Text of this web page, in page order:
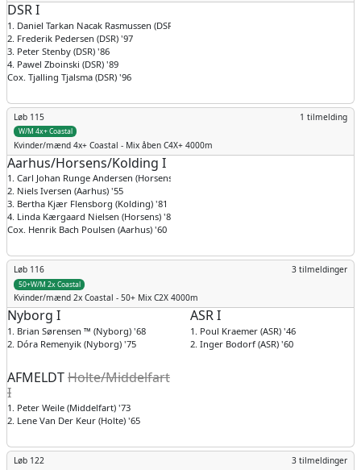
DSR I
1. Daniel Tarkan Nacak Rasmussen (DSR) '94
2. Frederik Pedersen (DSR) '97
3. Peter Stenby (DSR) '86
4. Pawel Zboinski (DSR) '89
Cox. Tjalling Tjalsma (DSR) '96
Løb 115 1 tilmelding
W/M 4x+ Coastal
Kvinder/mænd 4x+ Coastal - Mix åben C4X+ 4000m
Aarhus/Horsens/Kolding I
1. Carl Johan Runge Andersen (Horsens) '57
2. Niels Iversen (Aarhus) '55
3. Bertha Kjær Flensborg (Kolding) '81
4. Linda Kærgaard Nielsen (Horsens) '80
Cox. Henrik Bach Poulsen (Aarhus) '60
Løb 116 3 tilmeldinger
50+W/M 2x Coastal
Kvinder/mænd 2x Coastal - 50+ Mix C2X 4000m
Nyborg I
1. Brian Sørensen ™ (Nyborg) '68
2. Dóra Remenyik (Nyborg) '75
ASR I
1. Poul Kraemer (ASR) '46
2. Inger Bodorf (ASR) '60
AFMELDTHolte/Middelfart
I
1. Peter Weile (Middelfart) '73
2. Lene Van Der Keur (Holte) '65
Løb 122 3 tilmeldinger